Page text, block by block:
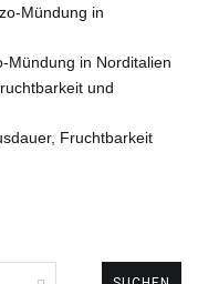
Mündung in
Mündung in Norditalien
und
Fruchtbarkeit